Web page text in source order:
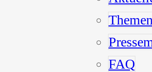
Themen
FAQ